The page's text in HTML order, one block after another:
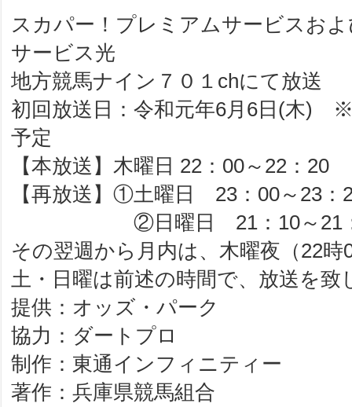
スカパー！プレミアムサービスお
サービス光
地方競馬ナイン７０１chにて放送
初回放送日：令和元年6月6日(木)
予定
【本放送】木曜日 22：00～22：20
【再放送】①土曜日 23：00～23：
②日曜日 21：10～21
その翌週から月内は、木曜夜（22時
土・日曜は前述の時間で、放送を致
提供：オッズ・パーク
協力：ダートプロ
制作：東通インフィニティー
著作：兵庫県競馬組合